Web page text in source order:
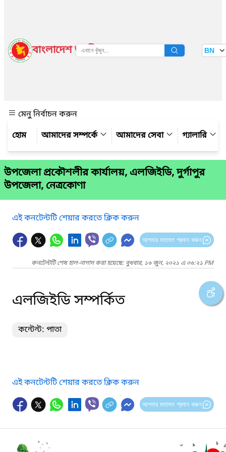
বাংলাদেশ জাতীয় তথ্য বাতায়ন BN
মেনু নির্বাচন করুন
আমাদের সম্পর্কে
আমাদের সেবা গ্যালারি
উপজেলা প্রকৌশলীর কার্যালয়, এলজিইডি, দুর্গাপুর
উপজেলা, নেত্রকোণা
এই কনটেন্টটি শেয়ার করতে ক্লিক করুন
আপনার মতামত প্রদান করুন
কনটেন্টটি শেষ হাল-নাগাদ করা হয়েছে: বুধবার, ১৬ জুন, ২০২১ এ ০৬:২১ PM
এলজিইডি সম্পর্কিত
কন্টেন্ট: পাতা
এই কনটেন্টটি শেয়ার করতে ক্লিক করুন
আপনার মতামত প্রদান করুন